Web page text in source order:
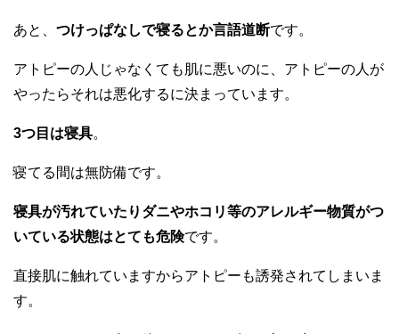
あと、 つけっぱなしで寝るとか言語道断です。
アトピーの人じゃなくても肌に悪いのに、アトピーの人が
やったらそれは悪化するに決まっています。
3つ目は寝具。
寝てる間は無防備です。
寝具が汚れていたりダニやホコリ等のアレルギー物質がつ
いている状態はとても危険です。
直接肌に触れていますからアトピーも誘発されてしまいま
す。